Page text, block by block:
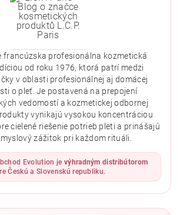
súhlasíte s
podmienkami ochrany
.
francúzska profesionálna kozmetická
od roku 1976, ktorá patrí medzi
v oblasti profesionálnej aj domácej
o pleť. Je postavená na prepojení
vedomostí a kozmetickej odbornej
vynikajú vysokou koncentráciou
cielené riešenie potrieb pleti a prinášajú
zážitok pri každom rituáli.
Evolution je výhradným distribútorom
Českú a Slovenskú republiku.